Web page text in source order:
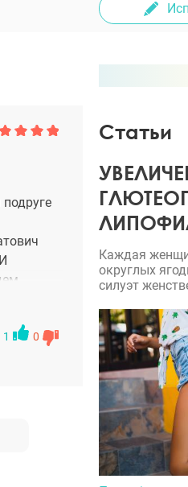
вам
1 0
Статьи
Каждая
округлых
силуэт